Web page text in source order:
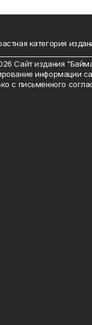
категория
Сайт издания
информации
с письменного